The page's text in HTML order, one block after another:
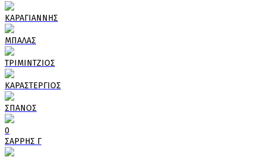
ΚΑΡΑΓΙΑΝΝΗΣ
ΜΠΑΛΑΣ
ΤΡΙΜΙΝΤΖΙΟΣ
ΚΑΡΑΣΤΕΡΓΙΟΣ
ΣΠΑΝΟΣ
0
ΣΑΡΡΗΣ Γ